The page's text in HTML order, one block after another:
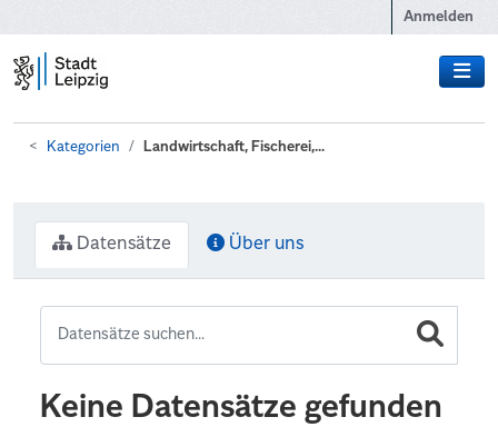
Anmelden
Kategorien Landwirtschaft, Fischerei,...
Datensätze Über uns
Keine Datensätze gefunden